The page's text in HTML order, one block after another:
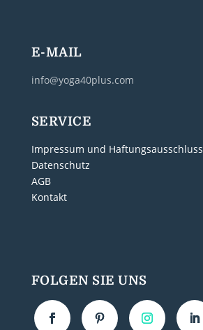
E-MAIL
info@yoga40plus.com
SERVICE
Impressum und Haftungsausschluss
Datenschutz
AGB
Kontakt
FOLGEN SIE UNS